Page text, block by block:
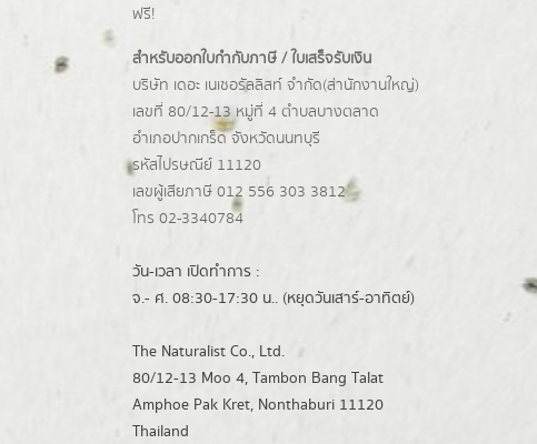
ฟรี!
สำหรับออกใบกำกับภาษี / ใบเสร็จรับเงิน
บริษัท เดอะ เนเชอรัลลิสท์ จำกัด(ส่านักงานใหญ่)
เลขที่ 80/12-13 หมู่ที่ 4 ตำบลบางตลาด
อำเภอปากเกร็ดจังหวัดนนทบุรี
รหัสไปรษณีย์ 11120
เลขผู้เสียภาษี 012 556 303 3812
โทร 02-3340784
วัน-เวลา เปิดทำการ :
จ.- ศ. 08:30-17:30 น.. (หยุดวันเสาร์-อาทิตย์)
The Naturalist Co., Ltd.
80/12-13 Moo 4, Tambon Bang Talat
Amphoe Pak Kret, Nonthaburi 11120
Thailand